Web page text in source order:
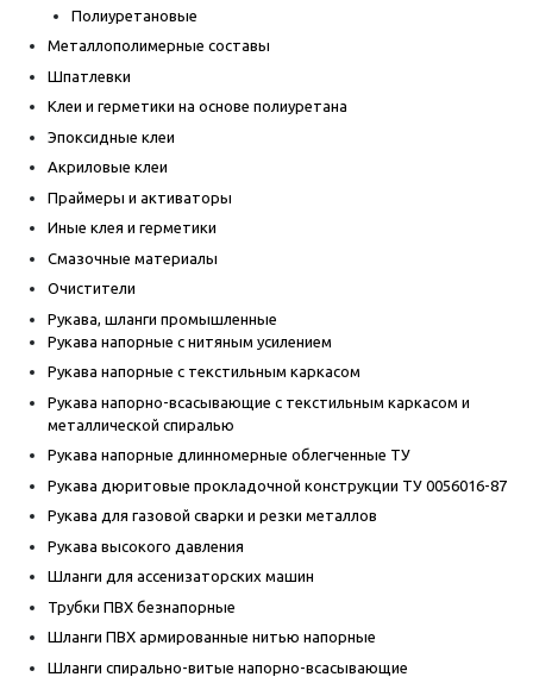
Полиуретановые
Металлополимерные составы
Шпатлевки
Клеи и герметики на основе полиуретана
Эпоксидные клеи
Акриловые клеи
Праймеры и активаторы
Иные клея и герметики
Смазочные материалы
Очистители
Рукава, шланги промышленные
Рукава напорные с нитяным усилением
Рукава напорные с текстильным каркасом
Рукава напорно-всасывающие с текстильным каркасом и
металлической спиралью
Рукава напорные длинномерные облегченные ТУ
Рукава дюритовые прокладочной конструкции ТУ 0056016-87
Рукава для газовой сварки и резки металлов
Рукава высокого давления
Шланги для ассенизаторских машин
Трубки ПВХ безнапорные
Шланги ПВХ армированные нитью напорные
Шланги спирально-витые напорно-всасывающие